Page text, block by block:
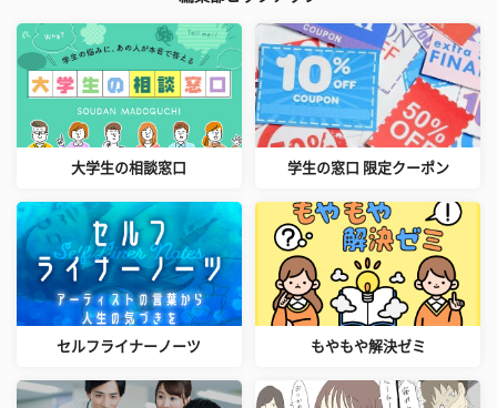
大学生の相談窓口 学生の窓口 限定クーポン
セルフライナーノーツ もやもや解決ゼミ